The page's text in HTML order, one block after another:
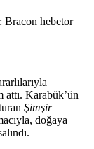
attı. Karabük’ün
Şimşir
doğaya